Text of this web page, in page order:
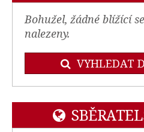
Bohužel, žádné blížící
nalezeny.
VYHLEDAT